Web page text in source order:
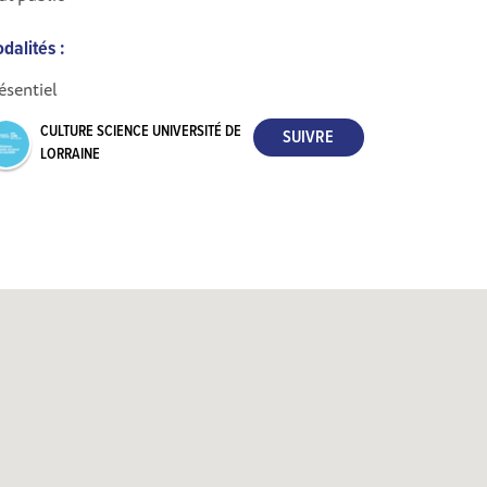
:
CULTURE SCIENCE UNIVERSITÉ DE
LORRAINE